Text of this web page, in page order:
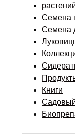
Семена
Семена
Книги